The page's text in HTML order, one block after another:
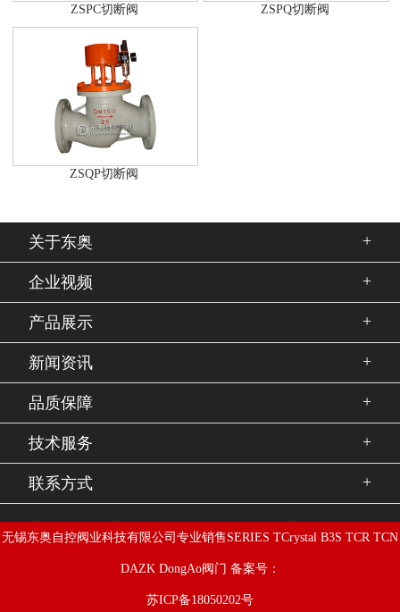
ZSPC切断阀 ZSPQ切断阀
ZSQP切断阀
关于东奥 +
企业视频 +
产品展示 +
新闻资讯 +
品质保障 +
技术服务 +
联系方式 +
无锡东奥自控阀业科技有限公司专业销售SERIES TCrystal B3S TCR TCN
DAZK DongAo阀门 备案号：
苏ICP备18050202号